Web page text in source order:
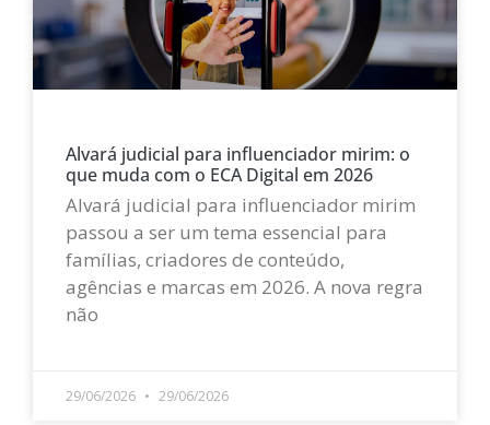
Alvará judicial para influenciador mirim: o
que muda com o ECA Digital em 2026
Alvará judicial para influenciador mirim
passou a ser um tema essencial para
famílias, criadores de conteúdo,
agências e marcas em 2026. A nova regra
não
29/06/2026 29/06/2026